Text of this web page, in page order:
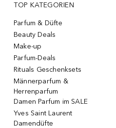
TOP KATEGORIEN
Parfum & Düfte
Beauty Deals
Make-up
Parfum-Deals
Rituals Geschenksets
Männerparfum &
Herrenparfum
Damen Parfum im SALE
Yves Saint Laurent
Damendüfte